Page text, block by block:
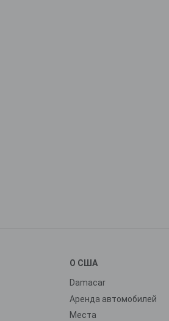
О США
Damacar
Аренда автомобилей
Места